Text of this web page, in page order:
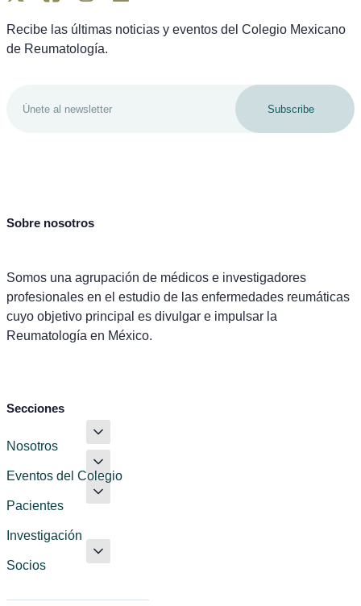
Recibe las últimas noticias y eventos del Colegio Mexicano
de Reumatología.
Subscribe
Sobre nosotros
Somos una agrupación de médicos e investigadores
profesionales en el estudio de las enfermedades reumáticas
cuyo objetivo principal es divulgar e impulsar la
Reumatología en México.
Secciones
Nosotros
Eventos del Colegio
Pacientes
Investigación
Socios